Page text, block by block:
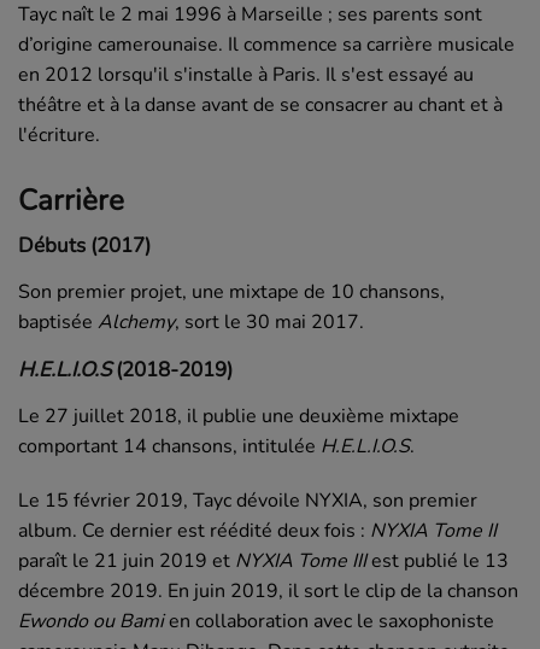
Tayc naît le 2 mai 1996 à Marseille ; ses parents sont
d’origine camerounaise. Il commence sa carrière musicale
en 2012 lorsqu'il s'installe à Paris. Il s'est essayé au
théâtre et à la danse avant de se consacrer au chant et à
l'écriture.
Carrière
Débuts (2017)
Son premier projet, une mixtape de 10 chansons,
baptisée Alchemy, sort le 30 mai 2017.
H.E.L.I.O.S(2018-2019)
Le 27 juillet 2018, il publie une deuxième mixtape
comportant 14 chansons, intitulée H.E.L.I.O.S.
Le 15 février 2019, Tayc dévoile NYXIA, son premier
album. Ce dernier est réédité deux fois : NYXIA Tome II
paraît le 21 juin 2019 et NYXIA Tome IIIest publié le 13
décembre 2019. En juin 2019, il sort le clip de la chanson
Ewondo ou Bamien collaboration avec le saxophoniste